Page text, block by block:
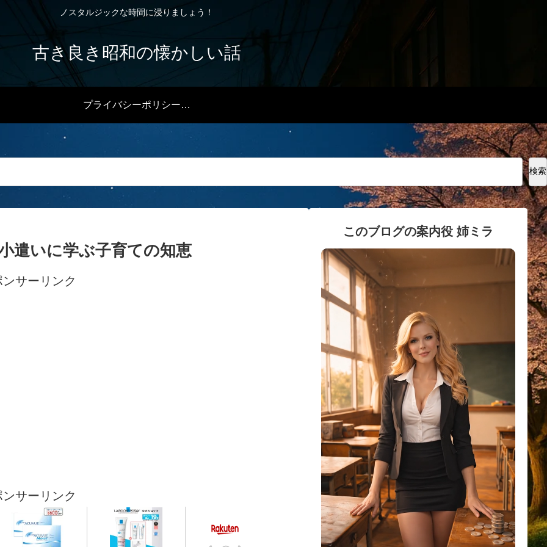
ノスタルジックな時間に浸りましょう！
古き良き昭和の懐かしい話
プライバシーポリシー・免責事項
検索
遣いに学ぶ子育ての知恵
サーリンク
サーリンク
このブログの案内役 姉ミラ